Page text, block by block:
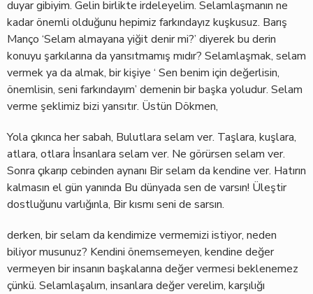
duyar gibiyim. Gelin birlikte irdeleyelim. Selamlaşmanın ne
kadar önemli olduğunu hepimiz farkındayız kuşkusuz. Barış
Manço ‘Selam almayana yiğit denir mi?’ diyerek bu derin
konuyu şarkılarına da yansıtmamış mıdır? Selamlaşmak, selam
vermek ya da almak, bir kişiye ‘ Sen benim için değerlisin,
önemlisin, seni farkındayım’ demenin bir başka yoludur. Selam
verme şeklimiz bizi yansıtır. Üstün Dökmen,
Yola çıkınca her sabah, Bulutlara selam ver. Taşlara, kuşlara,
atlara, otlara İnsanlara selam ver. Ne görürsen selam ver.
Sonra çıkarıp cebinden aynanı Bir selam da kendine ver. Hatırın
kalmasın el gün yanında Bu dünyada sen de varsın! Üleştir
dostluğunu varlığınla, Bir kısmı seni de sarsın.
derken, bir selam da kendimize vermemizi istiyor, neden
biliyor musunuz? Kendini önemsemeyen, kendine değer
vermeyen bir insanın başkalarına değer vermesi beklenemez
çünkü. Selamlaşalım, insanlara değer verelim, karşılığı